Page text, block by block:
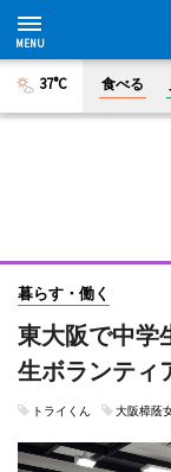
37°C 食べる
暮らす・働く
東大阪で中
生ボランティ
トライくん 大阪樟蔭